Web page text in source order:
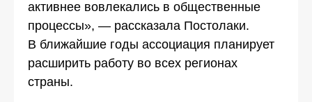
активнее вовлекались в общественные
процессы», — рассказала Постолаки.
В ближайшие годы ассоциация планирует
расширить работу во всех регионах
страны.